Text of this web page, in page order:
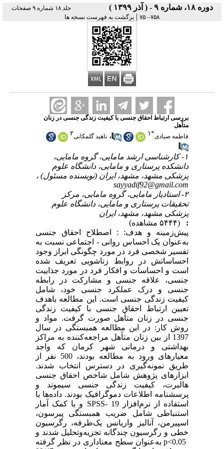
دوره ۱۸، شماره ۹ - ( آذر ۱۳۹۹ )
جلد ۱۸ شماره ۹ صفحات
۷۵۸-۷۵۰
| برگشت به فهرست نسخه ها
بررسی ارتباط احقاق جنسی با کیفیت زندگی جنسی در زنان
متأهل
فاطمه صیادی*۱ ، ناهید گلمکانی۲
۱- کارشناسی ارشد مامایی، گروه مامایی،
دانشکده پرستاری و مامایی، دانشگاه علوم
پزشکی مشهد، مشهد، ایران (نویسنده مسئول) ،
sayyadif92@gmail.com
۲- استادیار مامایی، گروه مامایی، مرکز
تحقیقات پرستاری و مامایی، دانشگاه علوم
پزشکی مشهد، مشهد، ایران
:
(۵۴۴۴ مشاهده)
پیش‌زمینه و هدف: : اصطلاح احقاق جنسی
به‌عنوان یک احساس روانی - اجتماعی نسبت به
تفسیر شخصی فرد در مورد چگونگی ابراز وجود
احساساتش در روابط زناشویی تعریف شده
است و احساسات و افکار فرد در مورد جذابیت
جنسی، علاقه جنسی و مشارکت در رابطه
جنسی و درک عملکرد جنسی خود، شامل
کیفیت زندگی جنسی است. این مطالعه باهدف
تعیین ارتباط احقاق جنسی با کیفیت زندگی
جنسی در زنان متأهل صورت گرفت. مواد و
روش کار: در این مطالعه همبستگی در سال
1397 از بین زنان متأهل مراجعه‌کننده به مراکز
بهداشتی و درمانی شهر کرمان که واجد
معیارهای ورود به مطالعه بودند، 500 نفر از
طریق نمونه‌گیری در دسترس انتخاب شدند.
ابزارهای پژوهش شامل شاخص احقاق جنسی
هالبرت، کیفیت زندگی جنسی سیموند و
پرسشنامه اطلاعات دموگرافیک بودند. داده‌ها با
استفاده از نرم‌افزار SPSS- 19 و با کمک آمار
استنباطی شامل ضریب همبستگی پیرسون،
اسپیرمن، آنالیز واریانس یک‌طرفه، رگرسیون
خطی و رگرسیون چندگانه تجزیه‌و‌تحلیل شدند و
p˂0.05 به‌عنوان سطح معناداری در نظر گرفته